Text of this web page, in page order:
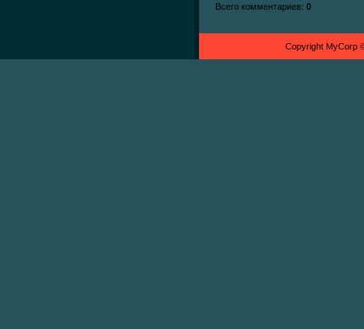
Всего комментариев: 0
Copyright MyCorp